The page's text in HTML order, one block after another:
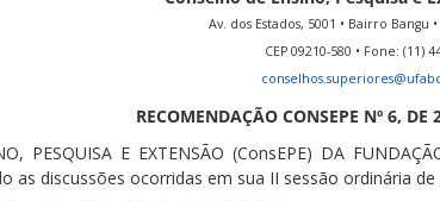
Av. dos Estados, 5001 • Bairro Bangu
CEP 09210-580 • Fone: (11)
RECOMENDAÇÃO CONSEPE Nº 6, DE
PESQUISA E EXTENSÃO (ConsEPE) DA
as discussões ocorridas em sua II sessão ordinária